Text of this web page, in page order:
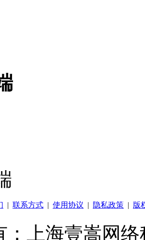
联系方式 使用协议 隐私政策
版
：上海壹嵩网